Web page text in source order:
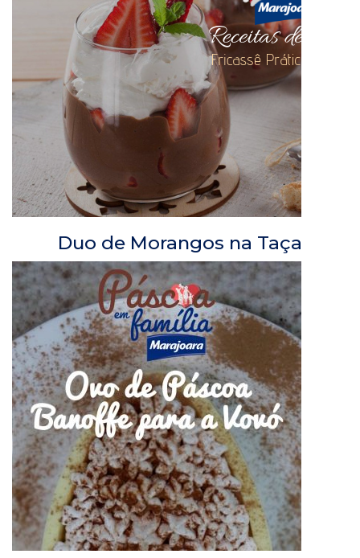
Duo de Morangos na Taça